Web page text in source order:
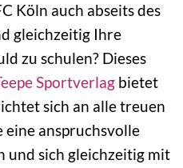
Köln auch abseits des
gleichzeitig Ihre
zu schulen? Dieses
Sportverlag bietet
sich an alle treuen
eine anspruchsvolle
und sich gleichzeitig mit